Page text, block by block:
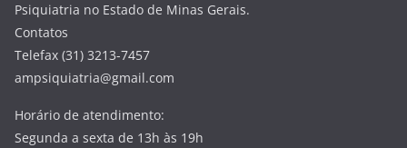
Psiquiatria no Estado de Minas Gerais.
Contatos
Telefax (31) 3213-7457
ampsiquiatria@gmail.com
Horário de atendimento:
Segunda a sexta de 13h às 19h